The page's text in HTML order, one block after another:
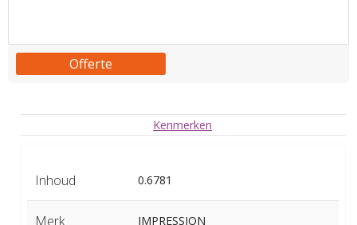
Offerte
Kenmerken
Inhoud 0.6781
Merk IMPRESSION